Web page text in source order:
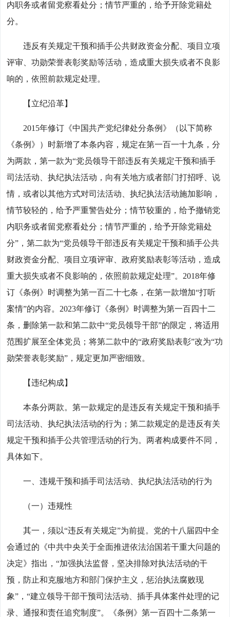
内职务或者留党察看处分；情节严重的，给予开除党籍处
分。
违反有关规定干预和插手公共财政资金分配、项目立项
评审、功勋荣誉表彰奖励等活动，造成重大损失或者不良影
响的，依照前款规定处理。
【立纪沿革】
2015年修订《中国共产党纪律处分条例》（以下简称
《条例》）时新增了本条内容，规定在第一百一十九条，分
为两款，第一款为“党员领导干部违反有关规定干预和插手
司法活动、执纪执法活动，向有关地方或者部门打招呼、说
情，或者以其他方式对司法活动、执纪执法活动施加影响，
情节较轻的，给予严重警告处分；情节较重的，给予撤销党
内职务或者留党察看处分；情节严重的，给予开除党籍处
分”，第二款为“党员领导干部违反有关规定干预和插手公共
财政资金分配、项目立项评审、政府奖励表彰等活动，造成
重大损失或者不良影响的，依照前款规定处理”。2018年修
订《条例》时调整为第一百二十七条，在第一款增加“打听
案情”的内容。2023年修订《条例》时调整为第一百四十二
条，删除第一款和第二款中“党员领导干部”的限定，将适用
范围扩展至全体党员；将第二款中的“政府奖励表彰”改为“功
勋荣誉表彰奖励”，规定更加严密细致。
【违纪构成】
本条分两款。第一款规定的是违反有关规定干预和插手
司法活动、执纪执法活动的行为；第二款规定的是违反有关
规定干预和插手公共管理活动的行为。两者构成要件不同，
具体如下。
一、违规干预和插手司法活动、执纪执法活动的行为
（一）违规性
其一，须以“违反有关规定”为前提。党的十八届四中全
会通过的《中共中央关于全面推进依法治国若干重大问题的
决定》指出，“加强执法监督，坚决排除对执法活动的干
预，防止和克服地方和部门保护主义，惩治执法腐败现
象”，“建立领导干部干预司法活动、插手具体案件处理的记
录、通报和责任追究制度”。《条例》第一百四十二条第一